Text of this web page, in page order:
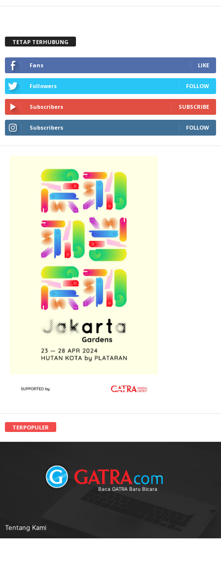
TETAP TERHUBUNG
Fans LIKE
Followers FOLLOW
Subscribers SUBSCRIBE
Subscribers FOLLOW
TERPOPULER
Baca GATRA Baru Bicara
Tentang Kami